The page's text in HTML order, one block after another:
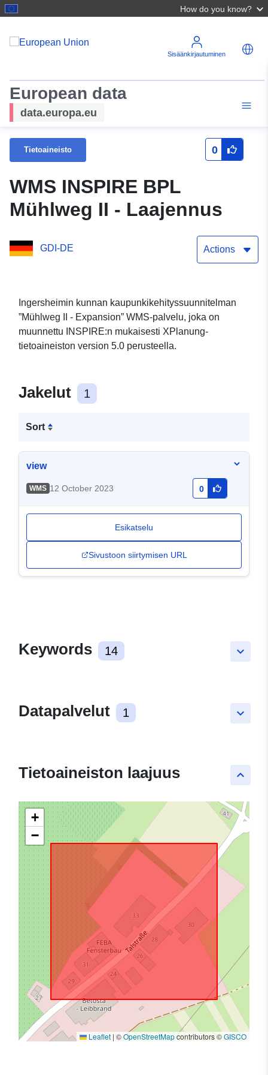
How do you know?
Sisäänkirjautuminen
European data
data.europa.eu
Tietoaineisto 0
WMS INSPIRE BPL
Mühlweg II - Laajennus
GDI-DE Actions
Ingersheimin kunnan kaupunkikehityssuunnitelman
”Mühlweg II - Expansion” WMS-palvelu, joka on
muunnettu INSPIRE:n mukaisesti XPlanung-
tietoaineiston version 5.0 perusteella.
Jakelut 1
Sort
view
WMS 12 October 2023 0
Esikatselu
Sivustoon siirtymisen URL
keyboard_arrow_down
Keywords 14
keyboard_arrow_down
Datapalvelut 1
keyboard_arrow_up
Tietoaineiston laajuus
+
−
Leaflet | ©OpenStreetMapcontributors ©GISCO